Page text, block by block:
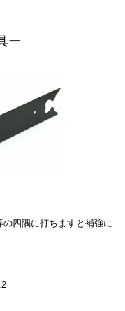
ー
四隅に打ちますと補強に